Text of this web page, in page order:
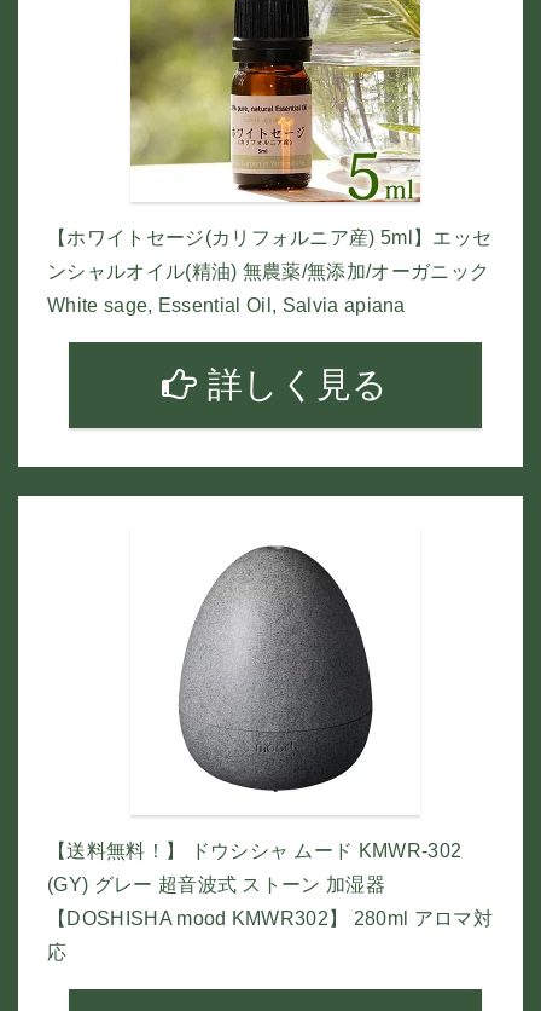
【ホワイトセージ(カリフォルニア産) 5ml】エッセ
ンシャルオイル(精油) 無農薬/無添加/オーガニック
White sage, Essential Oil, Salvia apiana
詳しく見る
【送料無料！】 ドウシシャ ムード KMWR-302
(GY) グレー 超音波式 ストーン 加湿器
【DOSHISHA mood KMWR302】 280ml アロマ対
応